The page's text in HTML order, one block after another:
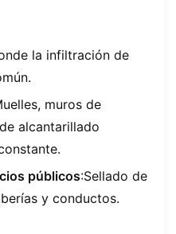
la infiltración de
muros de
alcantarillado
públicos:Sellado de
y conductos.